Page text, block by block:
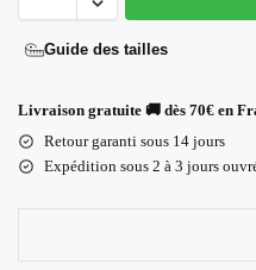
Guide des tailles
Livraison gratuite 🚚 dès 70€ en
Retour garanti sous 14 jours
Expédition sous 2 à 3 jours